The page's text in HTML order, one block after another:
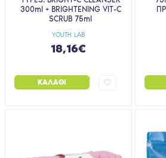
YOUTH LAB
300ml + BRIGHTENING VIT-C
SCRUB 75ml
18,16€
ΚΑΛΆΘΙ